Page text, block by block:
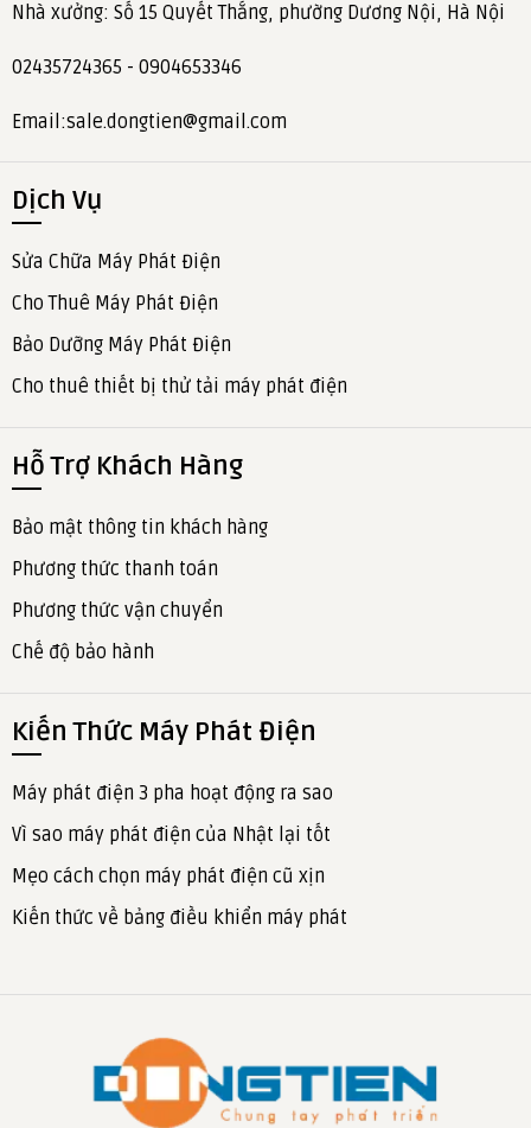
Nhà xưởng: Số 15 Quyết Thắng, phường Dương Nội, Hà Nội
02435724365 - 0904653346
Email:sale.dongtien@gmail.com
Dịch Vụ
Sửa Chữa Máy Phát Điện
Cho Thuê Máy Phát Điện
Bảo Dưỡng Máy Phát Điện
Cho thuê thiết bị thử tải máy phát điện
Hỗ Trợ Khách Hàng
Bảo mật thông tin khách hàng
Phương thức thanh toán
Phương thức vận chuyển
Chế độ bảo hành
Kiến Thức Máy Phát Điện
Máy phát điện 3 pha hoạt động ra sao
Vì sao máy phát điện của Nhật lại tốt
Mẹo cách chọn máy phát điện cũ xịn
Kiến thức về bảng điều khiển máy phát